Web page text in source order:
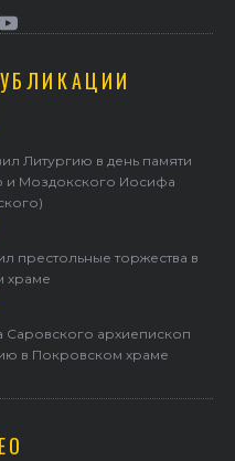
Литургию в день памяти
и Моздокского Иосифа
престольные торжества в
храме
Саровского архиепископ
в Покровском храме